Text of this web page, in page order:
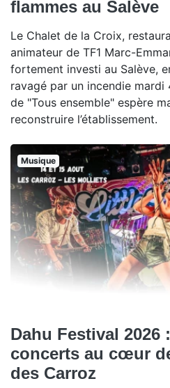
flammes au Salève
Le Chalet de la Croix,
animateur de TF1 Marc-
fortement investi au Salève,
ravagé par un incendie mardi
de "Tous ensemble" espère
reconstruire l’établissement.
Musique
Dahu Festival 2026
concerts au cœur
des Carroz